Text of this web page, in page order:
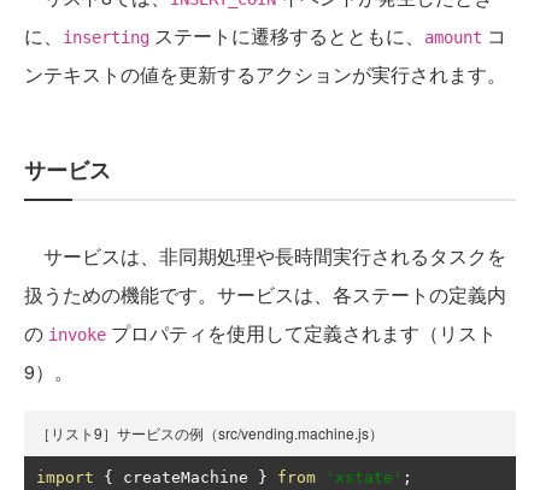
に、
inserting ステートに遷移するとともに、 amount コ
ンテキストの値を更新するアクションが実行されます。
サービス
サービスは、非同期処理や長時間実行されるタスクを
扱うための機能です。サービスは、各ステートの定義内
の invoke プロパティを使用して定義されます（リスト
9）。
［リスト9］サービスの例（src/vending.machine.js）
import { createMachine } from 'xstate' ;